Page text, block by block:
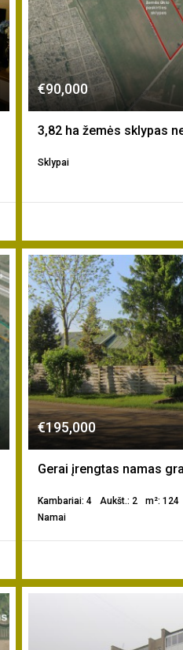
€90,000
Sklypai
€195,000
Kambariai: 4 Aukšt.: 2
m²: 124
Namai